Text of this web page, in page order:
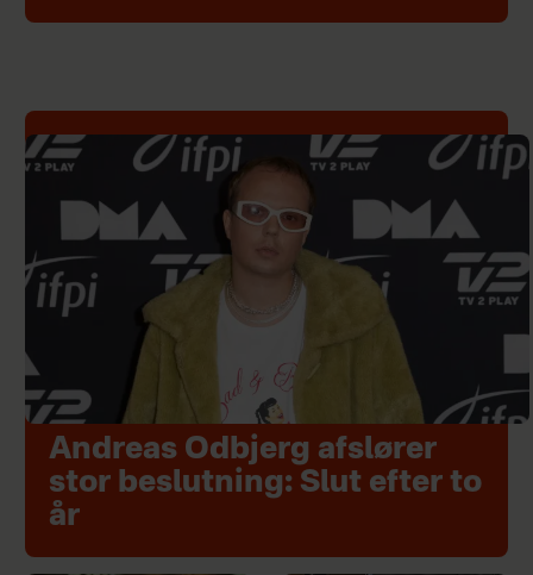
Andreas Odbjerg afslører
stor beslutning: Slut efter to
år